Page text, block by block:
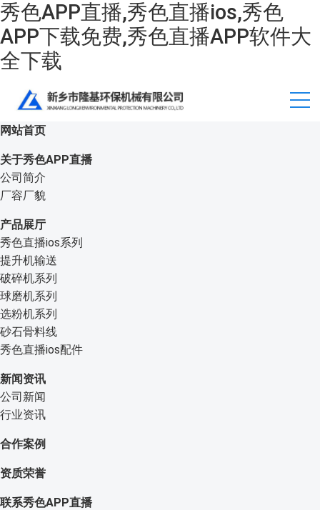
秀色APP直播,秀色直播ios,秀色
APP下载免费,秀色直播APP软件大
全下载
网站首页
关于秀色APP直播
公司简介
厂容厂貌
产品展厅
秀色直播ios系列
提升机输送
破碎机系列
球磨机系列
选粉机系列
砂石骨料线
秀色直播ios配件
新闻资讯
公司新闻
行业资讯
合作案例
资质荣誉
联系秀色APP直播